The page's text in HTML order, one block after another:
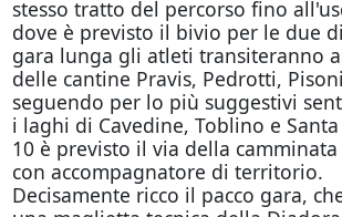
stesso tratto del percorso fino
dove è previsto il bivio per le due
gara lunga gli atleti transiteranno
delle cantine Pravis, Pedrotti,
seguendo per lo più suggestivi
i laghi di Cavedine, Toblino e Santa
10 è previsto il via della
con accompagnatore di territorio.
Decisamente ricco il pacco gara,